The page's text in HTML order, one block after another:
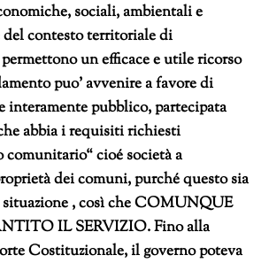
sociali, ambientali e
del contesto territoriale di
un efficace e utile ricorso
puo’ avvenire a favore di
interamente pubblico, partecipata
abbia i requisiti richiesti
comunitario“ cioé società a
dei comuni, purché questo sia
, così che COMUNQUE
IL SERVIZIO. Fino alla
Costituzionale, il governo poteva